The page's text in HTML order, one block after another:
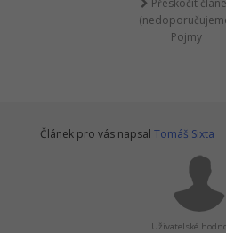
Přeskočit
Pojmy
Článek pro vás napsal Tomáš Sixta
Uživatelské